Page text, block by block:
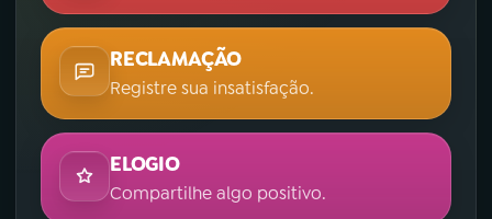
RECLAMAÇÃO
Registre sua insatisfação.
ELOGIO
Compartilhe algo positivo.